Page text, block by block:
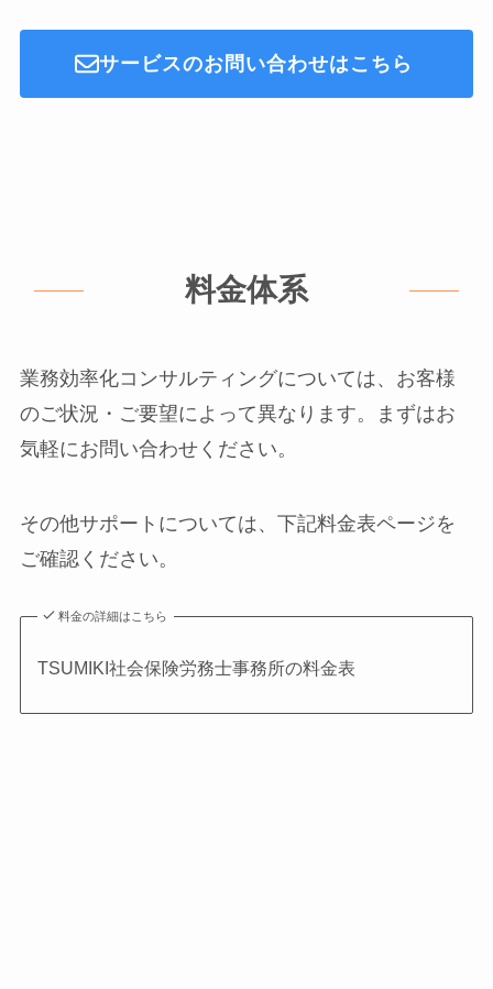
サービスのお問い合わせはこちら
料金体系
業務効率化コンサルティングについては、お客様
のご状況・ご要望によって異なります。まずはお
気軽にお問い合わせください。
その他サポートについては、下記料金表ページを
ご確認ください。
料金の詳細はこちら
TSUMIKI社会保険労務士事務所の料金表